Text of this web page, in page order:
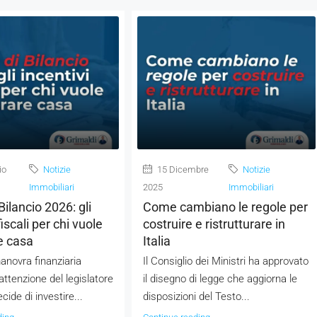
Notizie
Immobiliari
2026: gli
per chi vuole
casa
finanziaria
del legislatore
di investire...
15 Dicembre
2025
Notizie
Immobiliari
Come cambiano le regole per
costruire e ristrutturare in
Italia
Il Consiglio dei Ministri ha approvato
il disegno di legge che aggiorna le
disposizioni del Testo...